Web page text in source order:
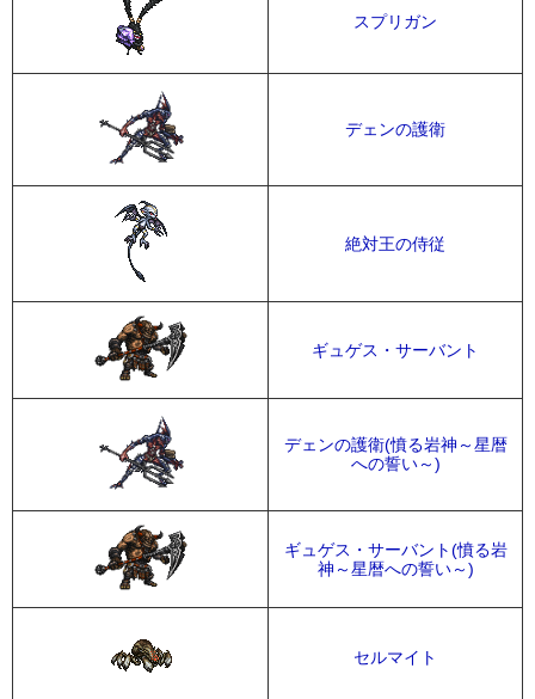
スプリガン
デェンの護衛
絶対王の侍従
ギュゲス・サーバント
デェンの護衛(憤る岩神～星暦
への誓い～)
ギュゲス・サーバント(憤る岩
神～星暦への誓い～)
セルマイト